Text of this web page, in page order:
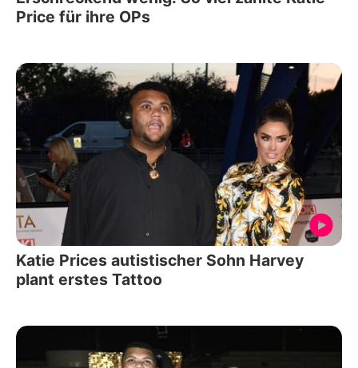
Price für ihre OPs
Katie Prices autistischer Sohn Harvey
plant erstes Tattoo